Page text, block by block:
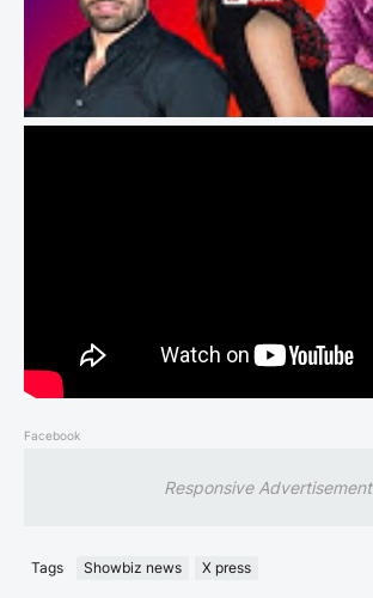
Facebook
Responsive Advertisement
Tags Showbiz news X press